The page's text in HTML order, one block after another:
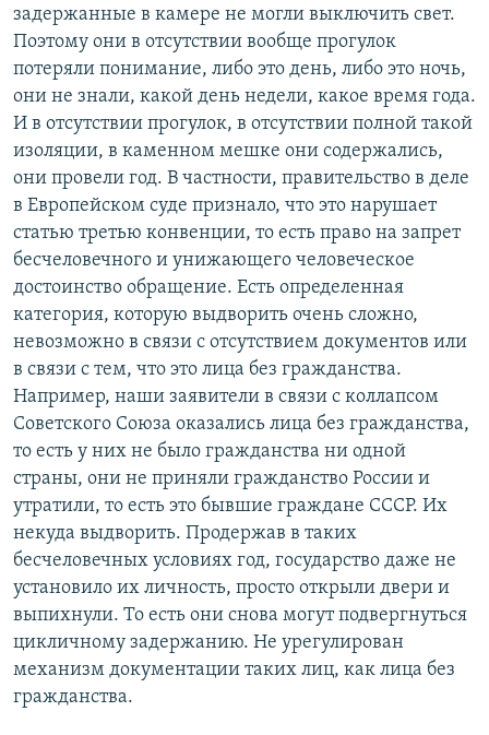
задержанные в камере не могли выключить свет.
Поэтому они в отсутствии вообще прогулок
потеряли понимание, либо это день, либо это ночь,
они не знали, какой день недели, какое время года.
И в отсутствии прогулок, в отсутствии полной такой
изоляции, в каменном мешке они содержались,
они провели год. В частности, правительство в деле
в Европейском суде признало, что это нарушает
статью третью конвенции, то есть право на запрет
бесчеловечного и унижающего человеческое
достоинство обращение. Есть определенная
категория, которую выдворить очень сложно,
невозможно в связи с отсутствием документов или
в связи с тем, что это лица без гражданства.
Например, наши заявители в связи с коллапсом
Советского Союза оказались лица без гражданства,
то есть у них не было гражданства ни одной
страны, они не приняли гражданство России и
утратили, то есть это бывшие граждане СССР. Их
некуда выдворить. Продержав в таких
бесчеловечных условиях год, государство даже не
установило их личность, просто открыли двери и
выпихнули. То есть они снова могут подвергнуться
цикличному задержанию. Не урегулирован
механизм документации таких лиц, как лица без
гражданства.